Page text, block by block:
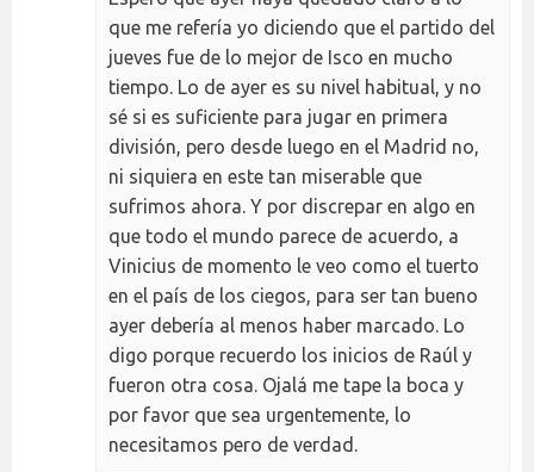
que me refería yo diciendo que el partido del
jueves fue de lo mejor de Isco en mucho
tiempo. Lo de ayer es su nivel habitual, y no
sé si es suficiente para jugar en primera
división, pero desde luego en el Madrid no,
ni siquiera en este tan miserable que
sufrimos ahora. Y por discrepar en algo en
que todo el mundo parece de acuerdo, a
Vinicius de momento le veo como el tuerto
en el país de los ciegos, para ser tan bueno
ayer debería al menos haber marcado. Lo
digo porque recuerdo los inicios de Raúl y
fueron otra cosa. Ojalá me tape la boca y
por favor que sea urgentemente, lo
necesitamos pero de verdad.